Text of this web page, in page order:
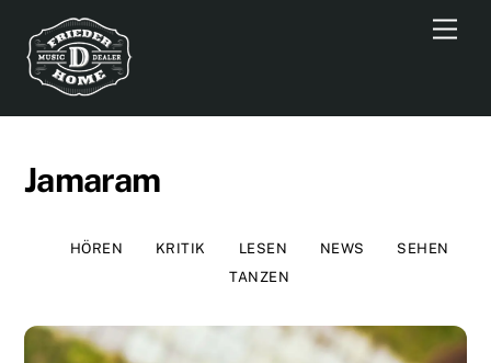
content
Jamaram
HÖREN KRITIK LESEN NEWS
SEHEN
TANZEN